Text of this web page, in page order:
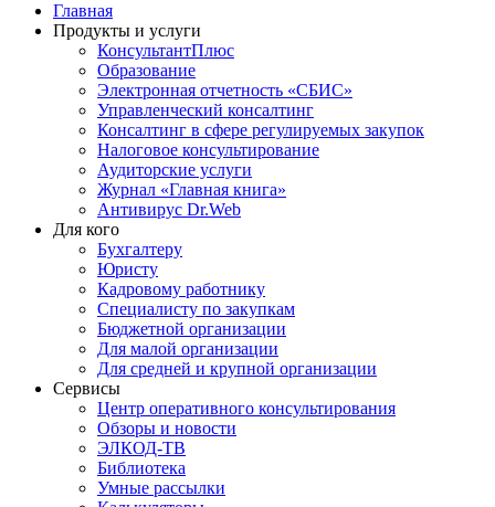
Главная
Продукты и услуги
КонсультантПлюс
Образование
Электронная отчетность «СБИС»
Управленческий консалтинг
Консалтинг в сфере регулируемых закупок
Налоговое консультирование
Аудиторские услуги
Журнал «Главная книга»
Антивирус Dr.Web
Для кого
Бухгалтеру
Юристу
Кадровому работнику
Специалисту по закупкам
Бюджетной организации
Для малой организации
Для средней и крупной организации
Сервисы
Центр оперативного консультирования
Обзоры и новости
ЭЛКОД-ТВ
Библиотека
Умные рассылки